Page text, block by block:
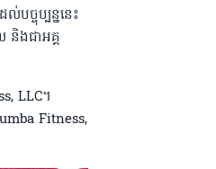
ច្ចុប្បន្ននេះ
និងជាអគ្គ
LLC។
Fitness,